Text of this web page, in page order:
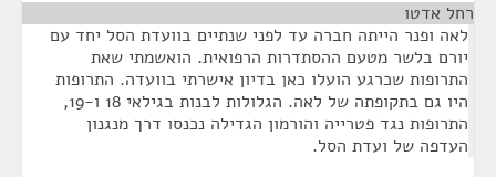
רחל אדטו
לאה ופנר הייתה חברה עד לפני שנתיים בוועדת הסל יחד עם
יורם בלשר מטעם ההסתדרות הרפואית. הואשמתי שאת
התרופות שכרגע הועלו כאן בדיון אישרתי בוועדה. התרופות
היו גם בתקופתה של לאה. הגלולות לבנות בגילאי 18 ו-19,
התרופות נגד פטרייה והורמון הגדילה נכנסו דרך מנגנון
העדפה של ועדת הסל.